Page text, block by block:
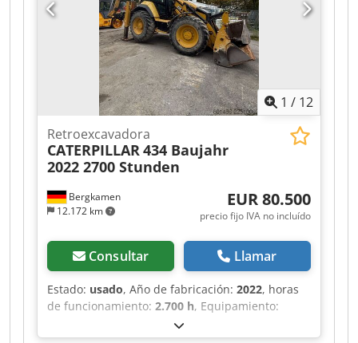
1 / 12
Bergkamen
12.172 km
Retroexcavadora
CATERPILLAR 434 Baujahr
2022 2700 Stunden
EUR 80.500
precio fijo IVA no incluído
Consultar Llamar
Estado: usado, Año de fabricación: 2022, horas
de funcionamiento: 2.700 h, Equipamiento:
tracción a las cuatro ruedas
Retroexcavadora 2.700 horas Crsdpfxszr Tqwj